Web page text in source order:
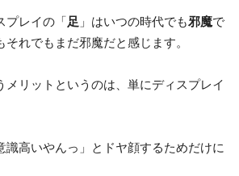
プレイの「 足 」はいつの時代でも邪魔で
れでもまだ邪魔だと感じます。
メリットというのは、単にディスプレイ
識高いやんっ」とドヤ顔するためだけに